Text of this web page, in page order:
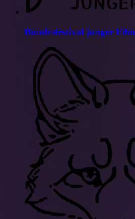
Bundesfestival junger Film